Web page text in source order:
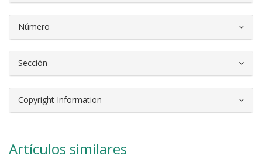
Número
Sección
Copyright Information
Artículos similares